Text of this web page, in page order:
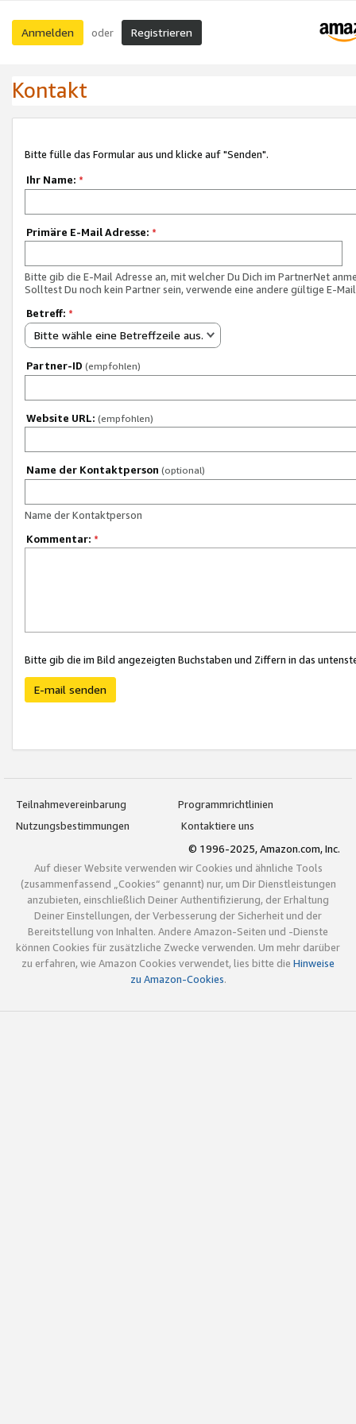
Anmelden oder Registrieren
Kontakt
Bitte fülle das Formular aus und klicke auf "Senden".
Ihr Name: *
Primäre E-Mail Adresse: *
Bitte gib die E-Mail Adresse an, mit welcher Du Dich im PartnerNet
Solltest Du noch kein Partner sein, verwende eine andere gültige E-
Betreff: *
Bitte wähle eine Betreffzeile aus.
Partner-ID (empfohlen)
Website URL: (empfohlen)
Name der Kontaktperson (optional)
Name der Kontaktperson
Kommentar: *
Bitte gib die im Bild angezeigten Buchstaben und Ziffern in das
E-mail senden
Teilnahmevereinbarung
Programmrichtlinien
Nutzungsbestimmungen
Kontaktiere uns
© 1996-2025, Amazon.com, Inc.
Auf dieser Website verwenden wir Cookies und ähnliche Tools
(zusammenfassend „Cookies“ genannt) nur, um Dir Dienstleistungen
anzubieten, einschließlich Deiner Authentifizierung, der Erhaltung
Deiner Einstellungen, der Verbesserung der Sicherheit und der
Bereitstellung von Inhalten. Andere Amazon-Seiten und -Dienste
können Cookies für zusätzliche Zwecke verwenden. Um mehr darüber
zu erfahren, wie Amazon Cookies verwendet, lies bitte die Hinweise
zu Amazon-Cookies.